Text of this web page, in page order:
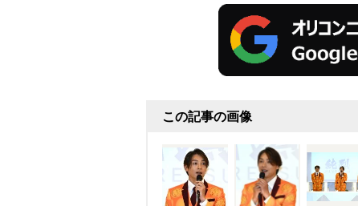
いくモチベーション、情熱みた
ーよりもなくなってしまった」
中途半端な気持ちで純烈を続け
は、7人在籍したわけなんです
がいろんな事情があって卒業
が見送る方ではなく、見送られ
ただく。1度、自分の中でも心
この記事の画像